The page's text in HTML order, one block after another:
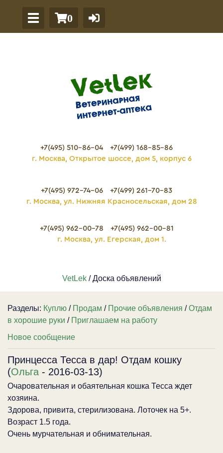
0
+7(495) 510-86-04
+7(499) 168-85-86
г. Москва, Открытое шоссе, дом 5, корпус 6
+7(495) 972-74-06
+7(499) 261-70-83
г. Москва, ул. Нижняя Красносельская, дом 28
+7(495) 962-00-78
+7(495) 962-00-81
г. Москва, ул. Егерская, дом 1.
VetLek/ Доска объявлений
Разделы: Куплю / Продам / Прочие объявления /Отдам
в хорошие руки / Приглашаем на работу
Новое сообщение
Принцесса Тесса в дар! Отдам кошку
(Ольга - 2016-03-13)
Очаровательная и обаятельная кошка Тесса ждет
хозяина.
Здорова, привита, стерилизована. Лоточек на 5+.
Возраст 1.5 года.
Очень мурчательная и обнимательная.